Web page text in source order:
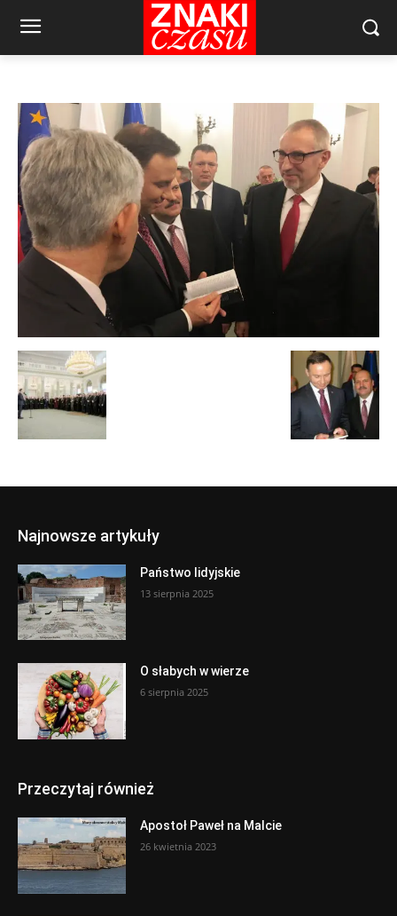
Najnowsze artykuły
Państwo lidyjskie
13 sierpnia 2025
O słabych w wierze
6 sierpnia 2025
Przeczytaj również
Apostoł Paweł na Malcie
26 kwietnia 2023